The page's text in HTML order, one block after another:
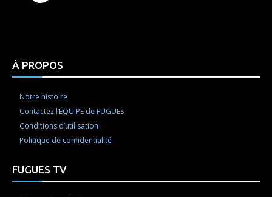
À PROPOS
Notre histoire
Contactez l’ÉQUIPE de FUGUES
Conditions d’utilisation
Politique de confidentialité
FUGUES TV